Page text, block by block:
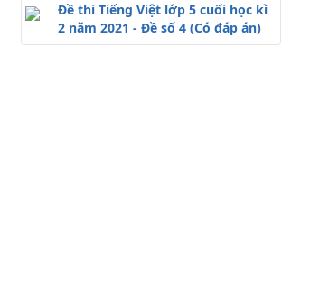
Đề thi Tiếng Việt lớp 5 cuối học kì
2 năm 2021 - Đề số 4 (Có đáp án)